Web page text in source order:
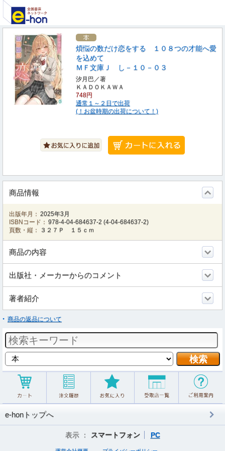
煩悩の数だけ恋をする １０８つの才能へ愛
を込めて
ＭＦ文庫Ｊ し－１０－０３
汐月巴／著
ＫＡＤＯＫＡＷＡ
748円
通常１～２日で出荷
(！お盆時期の出荷について！)
商品情報
出版年月： 2025年3月
ISBNコード： 978-4-04-684637-2 (4-04-684637-2)
頁数・縦：
３２７Ｐ １５ｃｍ
商品の内容
出版社・メーカーからのコメント
著者紹介
商品の返品について
e-honトップへ
表示 ： スマートフォン PC